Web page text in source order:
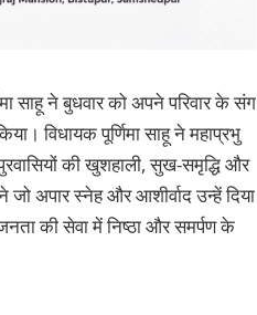
साहू ने बुधवार को अपने परिवार के संग
विधायक पूर्णिमा साहू ने महाप्रभु
की खुशहाली, सुख-समृद्धि और
अपार स्नेह और आशीर्वाद उन्हें दिया
की सेवा में निष्ठा और समर्पण के